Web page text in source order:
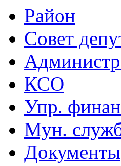
Район
Совет
КСО
Упр.
Мун.
Документы